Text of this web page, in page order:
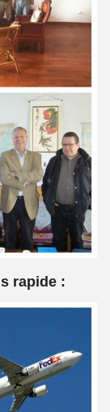
rapide :